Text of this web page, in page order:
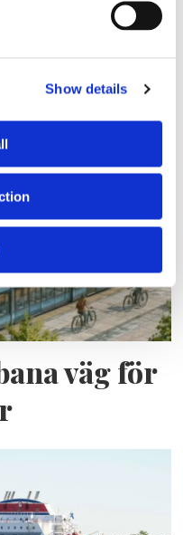
Show details
väg för